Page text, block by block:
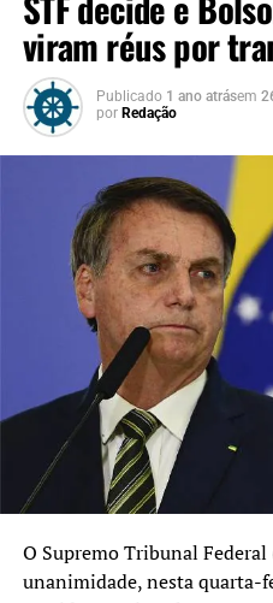
viram réus por
Publicado 1 ano atrásem
por Redação
O Supremo Tribunal Federal
unanimidade, nesta quarta-